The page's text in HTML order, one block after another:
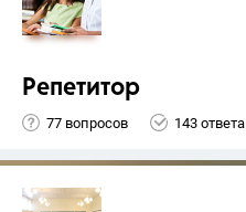
Репетитор
77 вопросов 143 ответа